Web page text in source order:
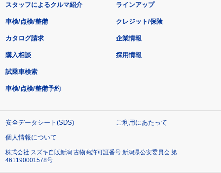
スタッフによるクルマ紹介 ラインアップ
車検/点検/整備 クレジット/保険
カタログ請求
購入相談
試乗車検索
車検/点検/整備予約
企業情報
採用情報
安全データシート(SDS)
ご利用にあたって
個人情報について
株式会社 スズキ自販新潟 古物商許可証番号 新潟県公安委員会 第
461190001578号